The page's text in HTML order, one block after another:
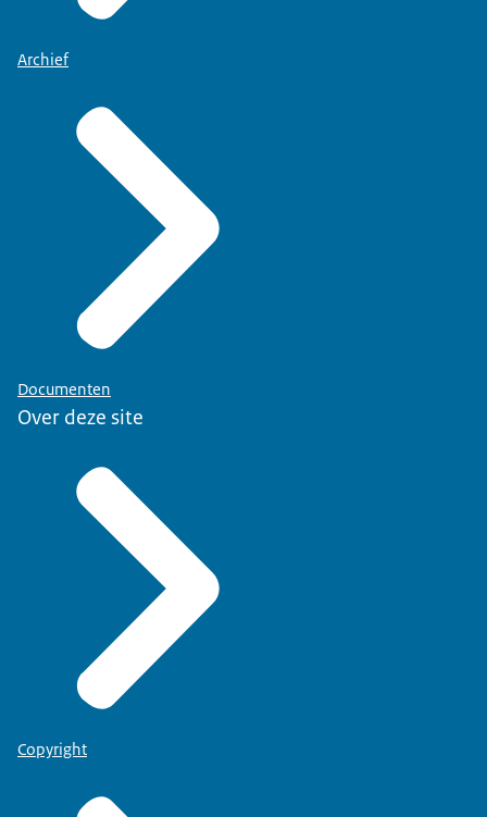
Archief
Documenten
Over deze site
Copyright